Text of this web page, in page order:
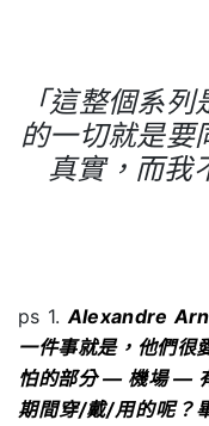
「這整個系
的一切就是要
真實，而我
ps 1.Alexandre
一件事就是，他們很
怕的部分 — 機場 —
期間穿/戴/用的呢？